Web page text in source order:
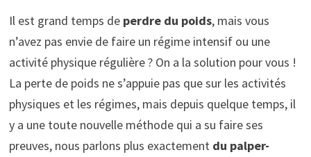
Il est grand temps de perdre du poids, mais vous
n’avez pas envie de faire un régime intensif ou une
activité physique régulière ? On a la solution pour vous !
La perte de poids ne s’appuie pas que sur les activités
physiques et les régimes, mais depuis quelque temps, il
y a une toute nouvelle méthode qui a su faire ses
preuves, nous parlons plus exactement du palper-